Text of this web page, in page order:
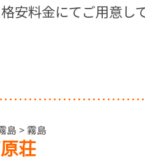
安料金にてご用意し
島 > 霧島
荘